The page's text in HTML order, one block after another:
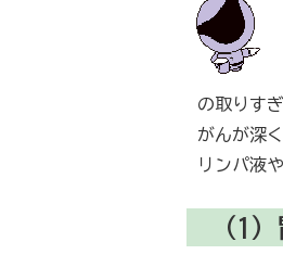
の取りす
がんが深
リンパ液
（1